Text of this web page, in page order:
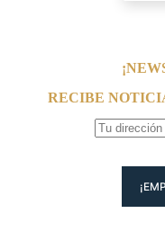
RECIBE